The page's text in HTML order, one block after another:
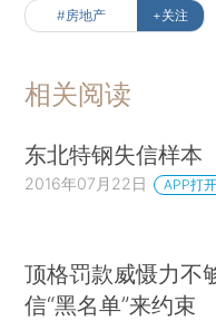
#房地产 +关注
相关阅读
东北特钢失信样本
2016年07月22日 APP打开
顶格罚款威慑力不
信“黑名单”来约束